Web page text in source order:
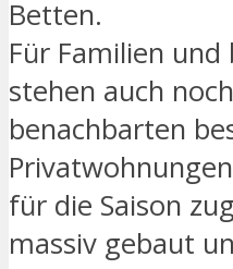
Betten.
Für Familien
stehen auch
benachbarten
für die Saison
massiv gebaut